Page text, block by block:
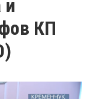
и
КП